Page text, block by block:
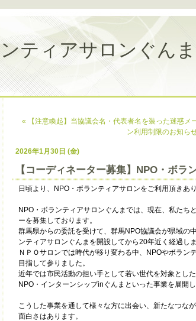
ティアサロンぐんま
« 【注意喚起】当協議会名・代表者名を装った迷惑メ
ン利用制限のお知ら
2026年1月30日 (金)
【コーディネーター募集】NPO・ボラ
日頃より、NPO・ボランティアサロンをご利用頂きあ
NPO・ボランティアサロンぐんまでは、現在、私たち
ーを募集しております。
群馬県からの委託を受けて、群馬NPO協議会が県域の
ンティアサロンぐんまを開設してから20年近く経過しま
ＮＰＯサロンでは時代が移り変わる中、NPOやボラン
目指して参りました。
近年では市民活動の担い手として若い世代を対象とし
NPO・インターンシップinぐんまといった事業を展開し
こうした事業を通して様々な方に出会い、新たなつな
面白さはあります。